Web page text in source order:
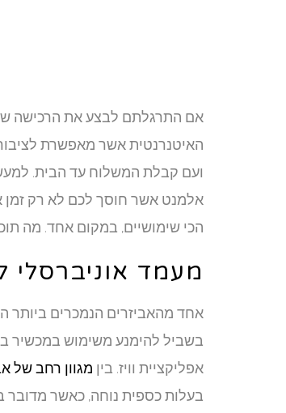
אם התרגלתם לבצע את הרכישה של
האיטנרנטית אשר מאפשרת
אלמנט אשר חוסך לכם לא רק זמן
הכי שימושיים, במקום אחד. מה
מעמד אוניברסלי
אחד מהאביזרים הנמכרים ביותר
בשביל להימנע משימוש במכשיר
אפליקציית וויז. בין מגוון רחב של
בעלות כספית נוחה, כאשר